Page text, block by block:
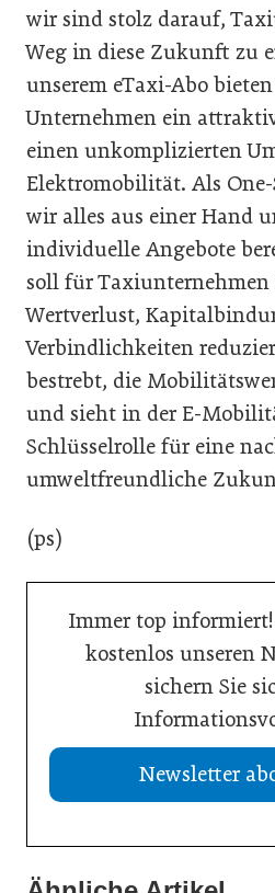
wir sind stolz darauf,
Weg in diese Zukunft zu
unserem eTaxi-Abo
Unternehmen ein
einen unkomplizierten
Elektromobilität. Als
wir alles aus einer Hand
individuelle Angebote
soll für Taxiunternehmen
Wertverlust,
Verbindlichkeiten
bestrebt, die
und sieht in der E-
Schlüsselrolle für eine
umweltfreundliche
(ps)
Immer top
kostenlos unseren
sichern Sie
Newsletter
21. Juli 2026